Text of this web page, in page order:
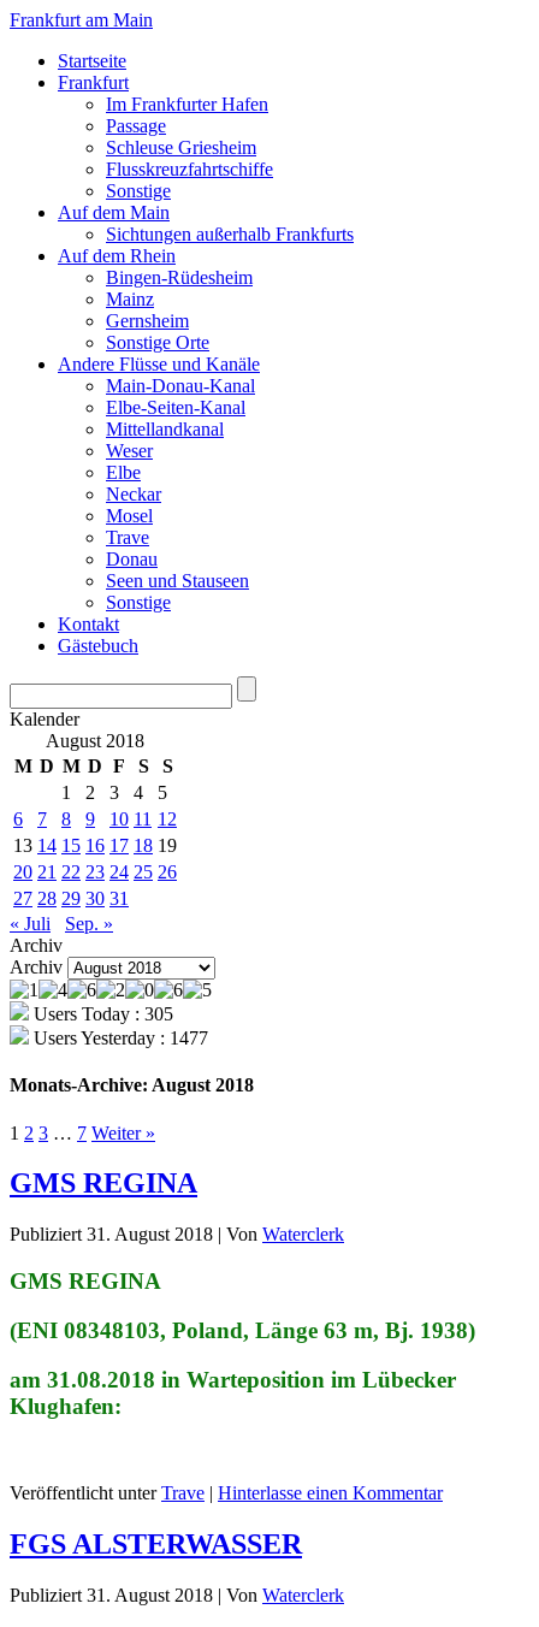
Frankfurt am Main
Startseite
Frankfurt
Im Frankfurter Hafen
Passage
Schleuse Griesheim
Flusskreuzfahrtschiffe
Sonstige
Auf dem Main
Sichtungen außerhalb Frankfurts
Auf dem Rhein
Bingen-Rüdesheim
Mainz
Gernsheim
Sonstige Orte
Andere Flüsse und Kanäle
Main-Donau-Kanal
Elbe-Seiten-Kanal
Mittellandkanal
Weser
Elbe
Neckar
Mosel
Trave
Donau
Seen und Stauseen
Sonstige
Kontakt
Gästebuch
Kalender
August 2018
M D M D F S
S
1
2 3 4
5
6
7 8 9 10 11 12
13 14 15 16 17 18 19
20 21 22 23 24 25 26
27 28 29 30 31
« Juli
Sep. »
Archiv
Archiv
Users Today : 305
Users Yesterday : 1477
Monats-Archive: August 2018
1 2 3 … 7 Weiter »
GMS REGINA
Publiziert 31. August 2018 | Von Waterclerk
GMS REGINA
(ENI 08348103, Poland, Länge 63 m, Bj. 1938)
am 31.08.2018 in Warteposition im Lübecker
Klughafen:
Veröffentlicht unter Trave | Hinterlasse einen Kommentar
FGS ALSTERWASSER
Publiziert 31. August 2018 | Von Waterclerk